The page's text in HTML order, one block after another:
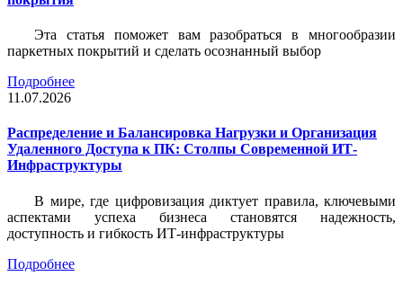
Эта статья поможет вам разобраться в многообразии
паркетных покрытий и сделать осознанный выбор
Подробнее
11.07.2026
Распределение и Балансировка Нагрузки и Организация
Удаленного Доступа к ПК: Столпы Современной ИТ-
Инфраструктуры
В мире, где цифровизация диктует правила, ключевыми
аспектами успеха бизнеса становятся надежность,
доступность и гибкость ИТ-инфраструктуры
Подробнее